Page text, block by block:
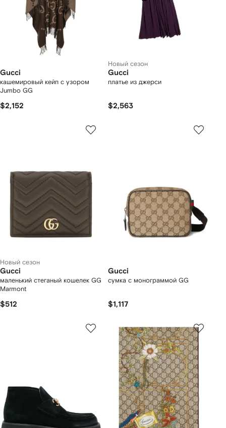
Gucci
кашемировый кейп с узором
Jumbo GG
$2,152
Новый сезон
Gucci
платье из джерси
$2,563
Новый сезон
Gucci
маленький стеганый кошелек GG
Marmont
$512
Gucci
сумка с монограммой GG
$1,117